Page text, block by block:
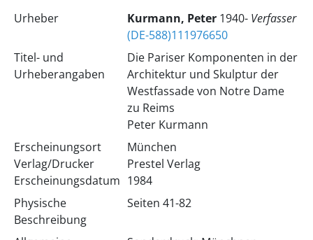
Urheber Kurmann, Peter 1940- Verfasser
(DE-588)111976650
Titel- und
Urheberangaben
Die Pariser Komponenten in der
Architektur und Skulptur der
Westfassade von Notre Dame
zu Reims
Peter Kurmann
Erscheinungsort
Verlag/Drucker
Erscheinungsdatum
München
Prestel Verlag
1984
Physische
Beschreibung
Seiten 41-82